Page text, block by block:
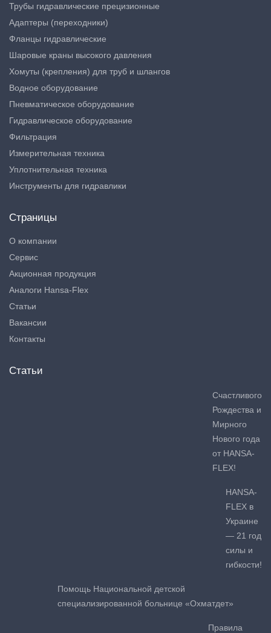
Трубы гидравлические прецизионные
Адаптеры (переходники)
Фланцы гидравлические
Шаровые краны высокого давления
Хомуты (крепления) для труб и шлангов
Водное оборудование
Пневматическое оборудование
Гидравлическое оборудование
Фильтрация
Измерительная техника
Уплотнительная техника
Инструменты для гидравлики
Страницы
О компании
Сервис
Акционная продукция
Аналоги Hansa-Flex
Статьи
Вакансии
Контакты
Статьи
Счастливого
Рождества и
Мирного
Нового года
от HANSA-
FLEX!
HANSA-
FLEX в
Украине
— 21 год
силы и
гибкости!
Помощь Национальной детской
специализированной больнице «Охматдет»
Правила